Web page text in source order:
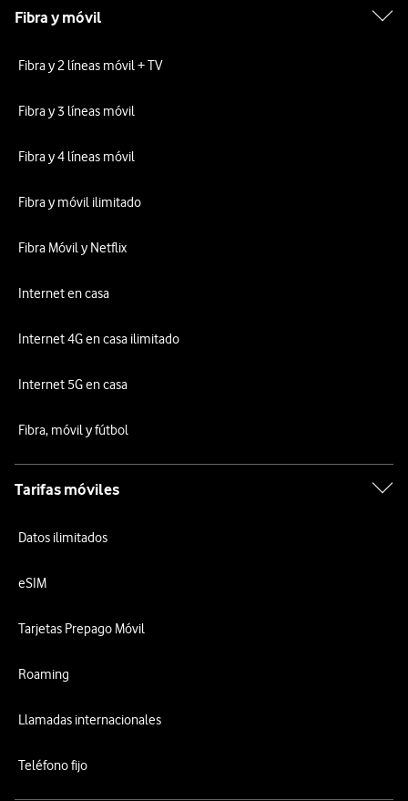
Fibra y móvil
Fibra y 2 líneas móvil + TV
Fibra y 3 líneas móvil
Fibra y 4 líneas móvil
Fibra y móvil ilimitado
Fibra Móvil y Netflix
Internet en casa
Internet 4G en casa ilimitado
Internet 5G en casa
Fibra, móvil y fútbol
Tarifas móviles
Datos ilimitados
eSIM
Tarjetas Prepago Móvil
Roaming
Llamadas internacionales
Teléfono fijo